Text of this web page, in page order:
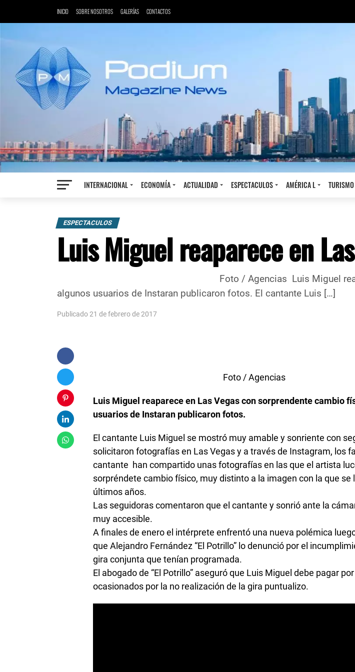
INICIO SOBRE NOSOTROS GALERÍAS CONTACTOS
INTERNACIONAL ECONOMÍA ACTUALIDAD ESPECTACULOS AMÉRICA L
ESPECTACULOS
Luis Miguel reaparece en
Foto / Agencias Luis Miguel reaparece en Las
algunos usuarios de Instaran publicaron fotos. El cantante Luis […]
Publicado 21 de febrero de 2017
Foto / Agencias
Luis Miguel reaparece en Las Vegas con sorprendente cambio
usuarios de Instaran publicaron fotos.
El cantante Luis Miguel se mostró muy amable y sonriente con
solicitaron fotografías en Las Vegas y a través de Instagram, los
cantante han compartido unas fotografías en las que el artista
sorpréndete cambio físico, muy distinto a la imagen con la que se
últimos años.
Las seguidoras comentaron que el cantante y sonrió ante la
muy accesible.
A finales de enero el intérprete enfrentó una nueva polémica
que Alejandro Fernández “El Potrillo” lo denunció por el
gira conjunta que tenían programada.
El abogado de “El Potrillo” aseguró que Luis Miguel debe pagar
ocasionados por la no realización de la gira puntualizo.